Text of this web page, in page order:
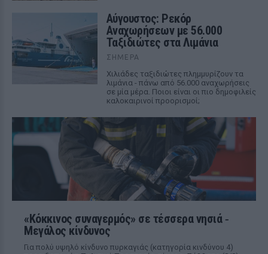
Αύγουστος: Ρεκόρ
Αναχωρήσεων με 56.000
Ταξιδιώτες στα Λιμάνια
ΣΉΜΕΡΑ
Χιλιάδες ταξιδιώτες πλημμυρίζουν τα
λιμάνια - πάνω από 56.000 αναχωρήσεις
σε μία μέρα. Ποιοι είναι οι πιο δημοφιλείς
καλοκαιρινοί προορισμοί;
«Κόκκινος συναγερμός» σε τέσσερα νησιά ‑
Μεγάλος κίνδυνος
Για πολύ υψηλό κίνδυνο πυρκαγιάς (κατηγορία κινδύνου 4)